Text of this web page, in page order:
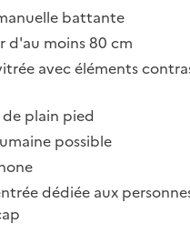
battante
d'au moins 80 cm
avec éléments
plain pied
possible
dédiée aux